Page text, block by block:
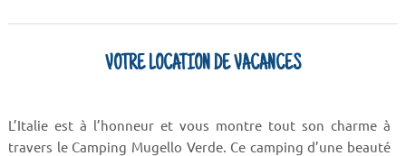
VOTRE LOCATION DE VACANCES
L’Italie est à l’honneur et vous montre tout son charme à
travers le Camping Mugello Verde. Ce camping d’une beauté